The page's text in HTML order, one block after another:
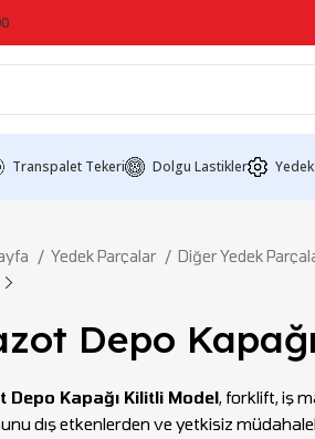
Transpalet Tekeri Dolgu Lastikler
Yedek Parçalar Diğer Yedek
Depo
Depo Kapağı Kilitli Model, forklift, iş
dış etkenlerden ve yetkisiz